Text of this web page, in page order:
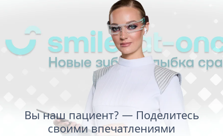
Вы наш пациент? — Поделитесь
своими впечатлениями